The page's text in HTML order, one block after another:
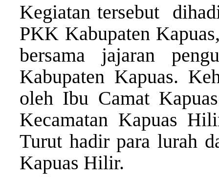
Kegiatan tersebut
PKK Kabupaten
bersama jajaran
Kabupaten Kapuas.
oleh Ibu Camat
Kecamatan Kapuas
Turut hadir para lurah
Kapuas Hilir.